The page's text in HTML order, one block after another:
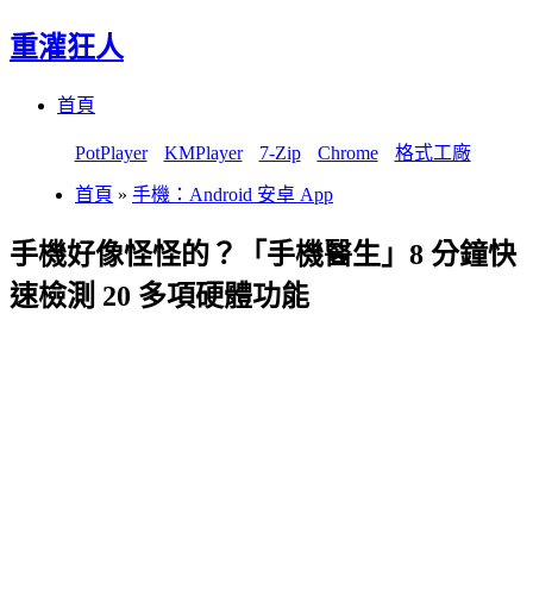
重灌狂人
首頁
PotPlayer KMPlayer 7-Zip Chrome 格式工廠
首頁 » 手機：Android 安卓 App
手機好像怪怪的？「手機醫生」8 分鐘快
速檢測 20 多項硬體功能